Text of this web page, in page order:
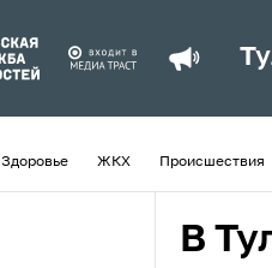
Здоровье ЖКХ Происшествия
В